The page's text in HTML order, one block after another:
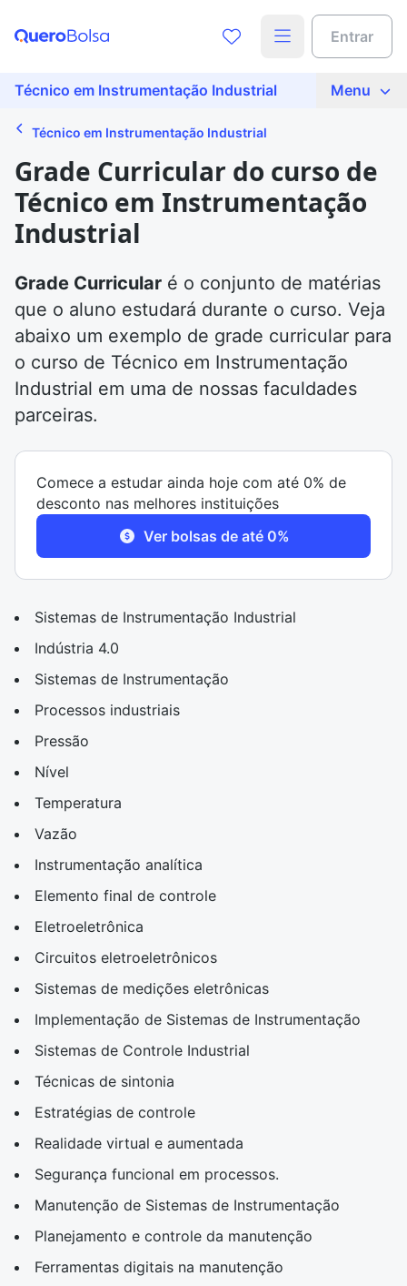
Entrar
Técnico em Instrumentação Industrial Menu
Técnico em Instrumentação Industrial
Grade Curricular do curso de
Técnico em Instrumentação
Industrial
Grade Curricular é o conjunto de matérias
que o aluno estudará durante o curso. Veja
abaixo um exemplo de grade curricular para
o curso de Técnico em Instrumentação
Industrial em uma de nossas faculdades
parceiras.
Comece a estudar ainda hoje com até 0% de
desconto nas melhores instituições
Ver bolsas de até 0%
Sistemas de Instrumentação Industrial
Indústria 4.0
Sistemas de Instrumentação
Processos industriais
Pressão
Nível
Temperatura
Vazão
Instrumentação analítica
Elemento final de controle
Eletroeletrônica
Circuitos eletroeletrônicos
Sistemas de medições eletrônicas
Implementação de Sistemas de Instrumentação
Sistemas de Controle Industrial
Técnicas de sintonia
Estratégias de controle
Realidade virtual e aumentada
Segurança funcional em processos.
Manutenção de Sistemas de Instrumentação
Planejamento e controle da manutenção
Ferramentas digitais na manutenção